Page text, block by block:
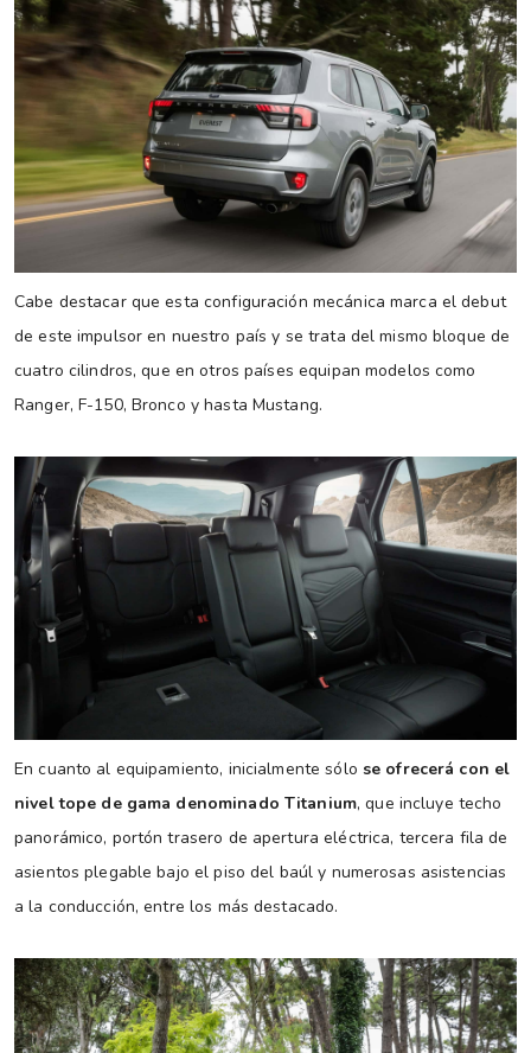
Cabe destacar que esta configuración mecánica marca el debut
de este impulsor en nuestro país y se trata del mismo bloque de
cuatro cilindros, que en otros países equipan modelos como
Ranger, F-150, Bronco y hasta Mustang.
En cuanto al equipamiento, inicialmente sólo se ofrecerá con el
nivel tope de gama denominado Titanium, que incluye techo
panorámico, portón trasero de apertura eléctrica, tercera fila de
asientos plegable bajo el piso del baúl y numerosas asistencias
a la conducción, entre los más destacado.